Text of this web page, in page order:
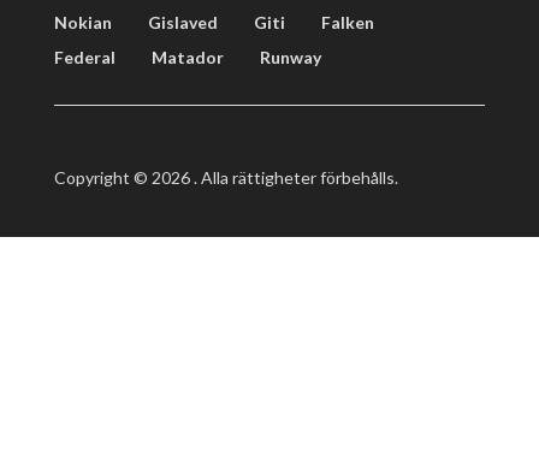
Nokian
Gislaved Giti
Falken
Federal
Matador Runway
Copyright © 2026 . Alla rättigheter förbehålls.